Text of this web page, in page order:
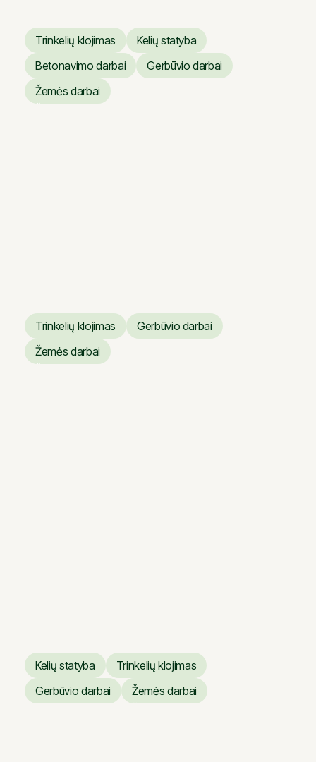
Trinkelių klojimas
Trinkelių klojimas
Kelių statyba
Kelių statyba
Betonavimo darbai
Betonavimo darbai
Gerbūvio darbai
Žemės darbai
darbai
Trinkelių klojimas
Trinkelių klojimas
Gerbūvio darbai
Žemės darbai
Kelių statyba
Kelių statyba
Trinkelių klojimas
Trinkelių klojimas
Gerbūvio darbai
Žemės darbai